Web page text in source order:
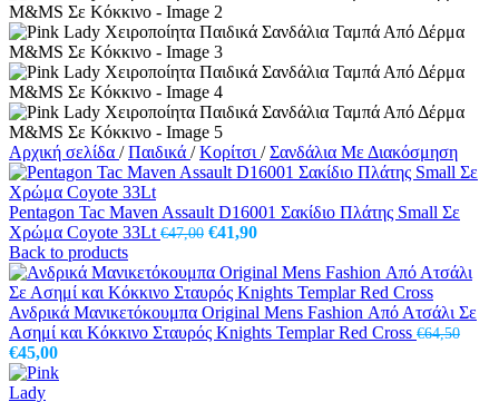
Αρχική σελίδα / Παιδικά / Κορίτσι / Σανδάλια Με Διακόσμηση
Pentagon Tac Maven Assault D16001 Σακίδιο Πλάτης Small Σε
Χρώμα Coyote 33Lt €47,00 Original
was:
€47,00.
€41,90Η
τιμή
είναι:
€41,90.
Back to products
Ανδρικά Μανικετόκουμπα Original Mens Fashion Από Ατσάλι Σε
Ασημί και Κόκκινο Σταυρός Knights Templar Red Cross €64,50
Original
price
was:
€45,00Η
τρέχουσα